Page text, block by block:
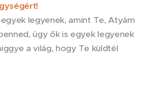
legyenek, amint Te, Atyám
úgy ők is egyek legyenek
a világ, hogy Te küldtél